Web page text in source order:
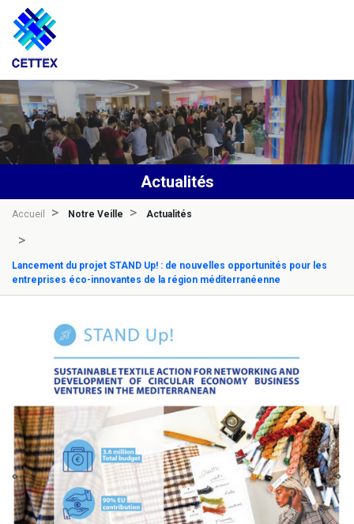
Actualités
Accueil Notre Veille Actualités
Lancement du projet STAND Up! : de nouvelles opportunités pour les
entreprises éco-innovantes de la région méditerranéenne